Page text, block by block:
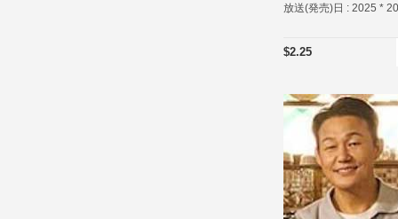
放送(発売)日 : 2025 *
$2.25